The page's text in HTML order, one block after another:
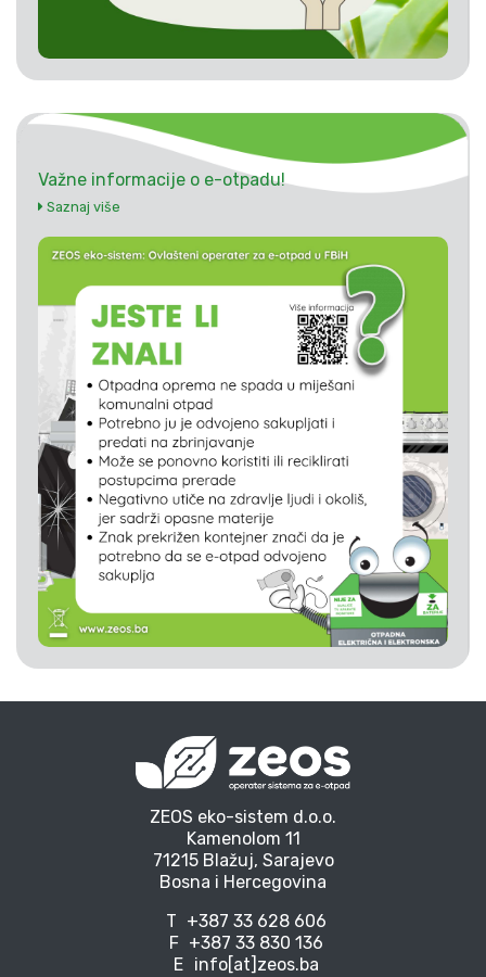
Važne informacije o e-otpadu!
Saznaj više
ZEOS eko-sistem d.o.o.
Kamenolom 11
71215 Blažuj, Sarajevo
Bosna i Hercegovina
T +387 33 628 606
F +387 33 830 136
E info[at]zeos.ba